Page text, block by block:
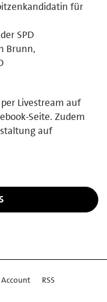
für
SPD
Brunn,
Livestream auf
Seite. Zudem
auf
Account RSS